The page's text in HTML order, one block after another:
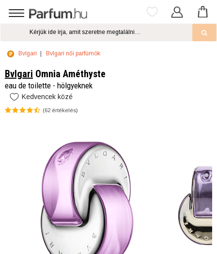
Bvlgari Bvlgari női parfümök
Bvlgari Omnia Améthyste
eau de toilette - hölgyeknek
Kedvencek közé
(62 értékelés)